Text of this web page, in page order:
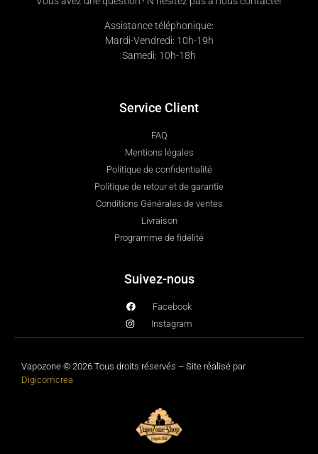
Assistance téléphonique:
Mardi-Vendredi: 10h-19h
Samedi: 10h-18h
Service Client
FAQ
Mentions légales
Politique de confidentialité
Politique de retour et de garantie
Conditions Générales de ventes
Livraison
Programme de fidélité
Suivez-nous
Facebook
Instagram
Vapozone © 2026 Tous droits réservés – Site réalisé par
Digicomcrea